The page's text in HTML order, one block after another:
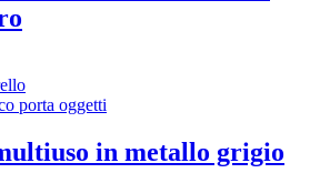
in metallo grigio